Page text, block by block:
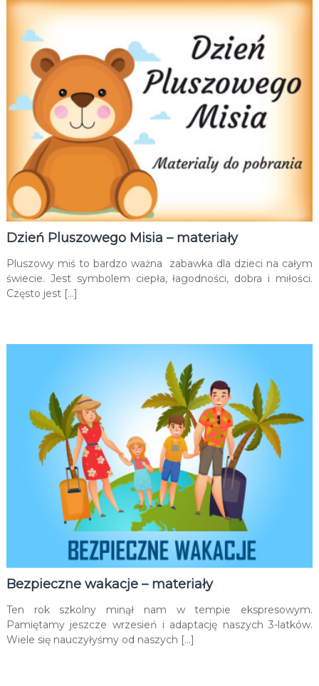
Dzień Pluszowego Misia – materiały
Pluszowy miś to bardzo ważna zabawka dla dzieci na całym
świecie. Jest symbolem ciepła, łagodności, dobra i miłości.
Często jest […]
Bezpieczne wakacje – materiały
Ten rok szkolny minął nam w tempie ekspresowym.
Pamiętamy jeszcze wrzesień i adaptację naszych 3-latków.
Wiele się nauczyłyśmy od naszych […]